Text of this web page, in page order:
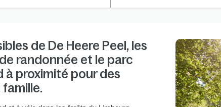
de De Heere Peel, les
randonnée et le parc
proximité pour des